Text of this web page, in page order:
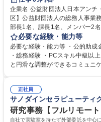
食事補助あり
企業名 公益財団法人日本アンチ・ドーピング
区】公益財団法人の総務人事業務／年間休日
部長1名、課長1名、メンバー2
当者として業務を覚えていただ
ジションとして活躍いただくことを期待し
プの業務内容】 ・人事制度関
怠管理 ・官公庁への各種提出
管理 ・福利厚生関連 ・職員か
業務全般 募集職種 【東京／文京区】公益財団法人の総務人事業務／年間
休日125日
必要な経験・能力等
必要な経験・能力等 ・公的助
・総務経験 ・PCスキル中級以
と円滑な調整ができるコミュニケー
正社員
サノダインセラピューティ
研究事務【フルリモー
自社で実験室を持たず外部委託を中心